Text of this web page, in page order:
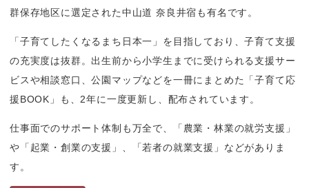
群保存地区に選定された中山道 奈良井宿も有名です。
「子育てしたくなるまち日本一」を目指しており、子育て支援
の充実度は抜群。出生前から小学生までに受けられる支援サー
ビスや相談窓口、公園マップなどを一冊にまとめた「子育て応
援BOOK」も、2年に一度更新し、配布されています。
仕事面でのサポート体制も万全で、「農業・林業の就労支援」
や「起業・創業の支援」、「若者の就業支援」などがありま
す。